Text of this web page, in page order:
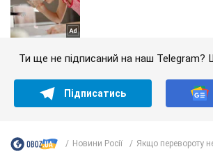
Ти ще не підписаний на наш Telegram?
Підписатись
Новини Росії Якщо перевороту